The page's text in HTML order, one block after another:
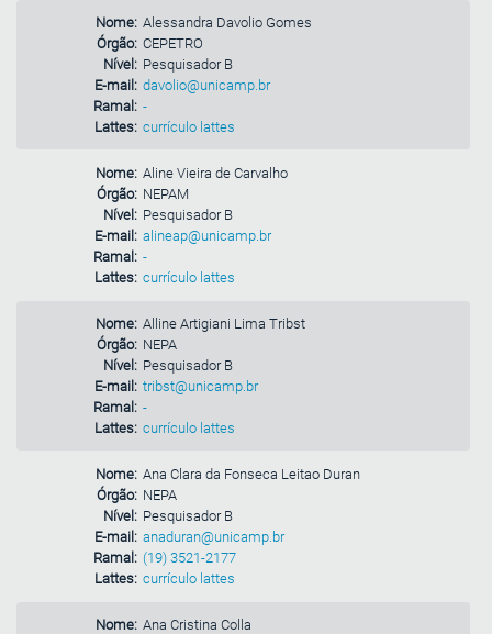
Nome: Alessandra Davolio Gomes
Órgão: CEPETRO
Nível: Pesquisador B
E-mail: davolio@unicamp.br
Ramal: -
Lattes: currículo lattes
Nome: Aline Vieira de Carvalho
Órgão: NEPAM
Nível: Pesquisador B
E-mail: alineap@unicamp.br
Ramal: -
Lattes: currículo lattes
Nome: Alline Artigiani Lima Tribst
Órgão: NEPA
Nível: Pesquisador B
E-mail: tribst@unicamp.br
Ramal: -
Lattes: currículo lattes
Nome: Ana Clara da Fonseca Leitao Duran
Órgão: NEPA
Nível: Pesquisador B
E-mail: anaduran@unicamp.br
Ramal: (19) 3521-2177
Lattes: currículo lattes
Nome: Ana Cristina Colla